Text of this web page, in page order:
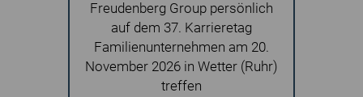
Freudenberg Group persönlich
auf dem 37. Karrieretag
Familienunternehmen am 20.
November 2026 in Wetter (Ruhr)
treffen